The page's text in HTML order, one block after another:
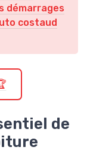
démarrages
costaud
de